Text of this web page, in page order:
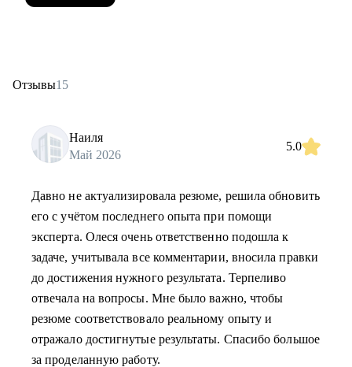
Отзывы15
Наиля
Май 2026
5.0
Давно не актуализировала резюме, решила обновить
его с учётом последнего опыта при помощи
эксперта. Олеся очень ответственно подошла к
задаче, учитывала все комментарии, вносила правки
до достижения нужного результата. Терпеливо
отвечала на вопросы. Мне было важно, чтобы
резюме соответствовало реальному опыту и
отражало достигнутые результаты. Спасибо большое
за проделанную работу.